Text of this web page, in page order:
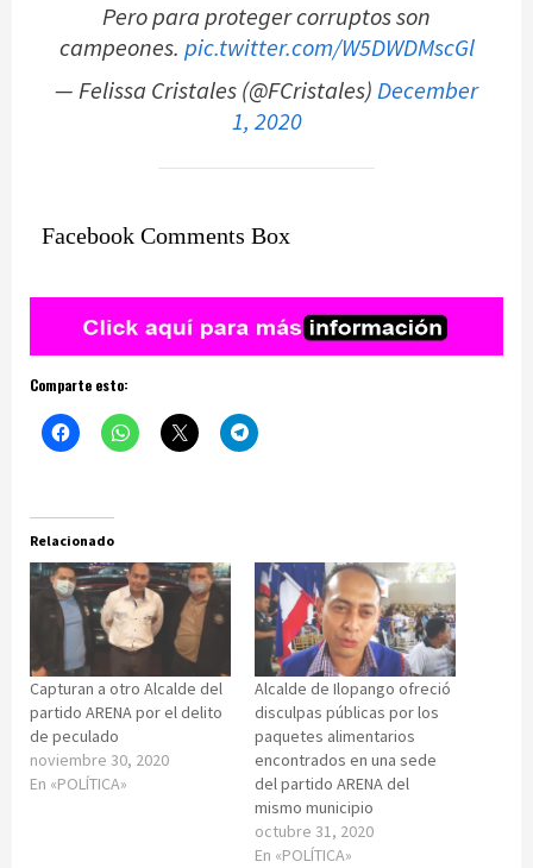
Pero para proteger corruptos son
campeones. pic.twitter.com/W5DWDMscGl
— Felissa Cristales (@FCristales)December
1, 2020
Facebook Comments Box
Comparte esto:
Relacionado
Capturan a otro Alcalde del
partido ARENA por el delito
de peculado
noviembre 30, 2020
En «POLÍTICA»
Alcalde de Ilopango ofreció
disculpas públicas por los
paquetes alimentarios
encontrados en una sede
del partido ARENA del
mismo municipio
octubre 31, 2020
En «POLÍTICA»